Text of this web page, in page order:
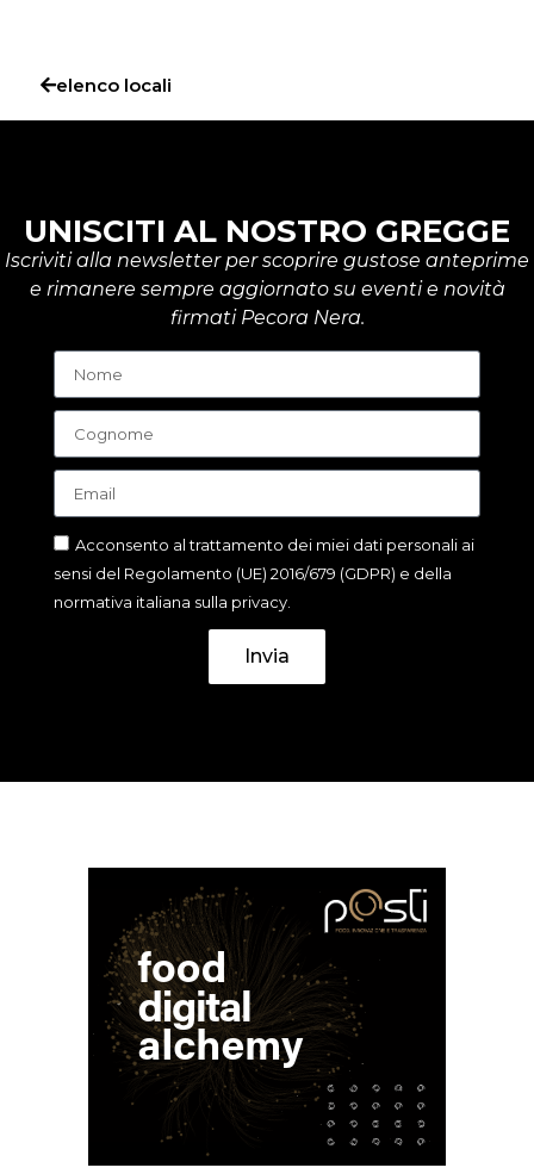
elenco locali
UNISCITI AL NOSTRO GREGGE
Iscriviti alla newsletter per scoprire gustose anteprime
e rimanere sempre aggiornato su eventi e novità
firmati Pecora Nera.
Acconsento al trattamento dei miei dati personali ai
sensi del Regolamento (UE) 2016/679 (GDPR) e della
normativa italiana sulla privacy.
Invia